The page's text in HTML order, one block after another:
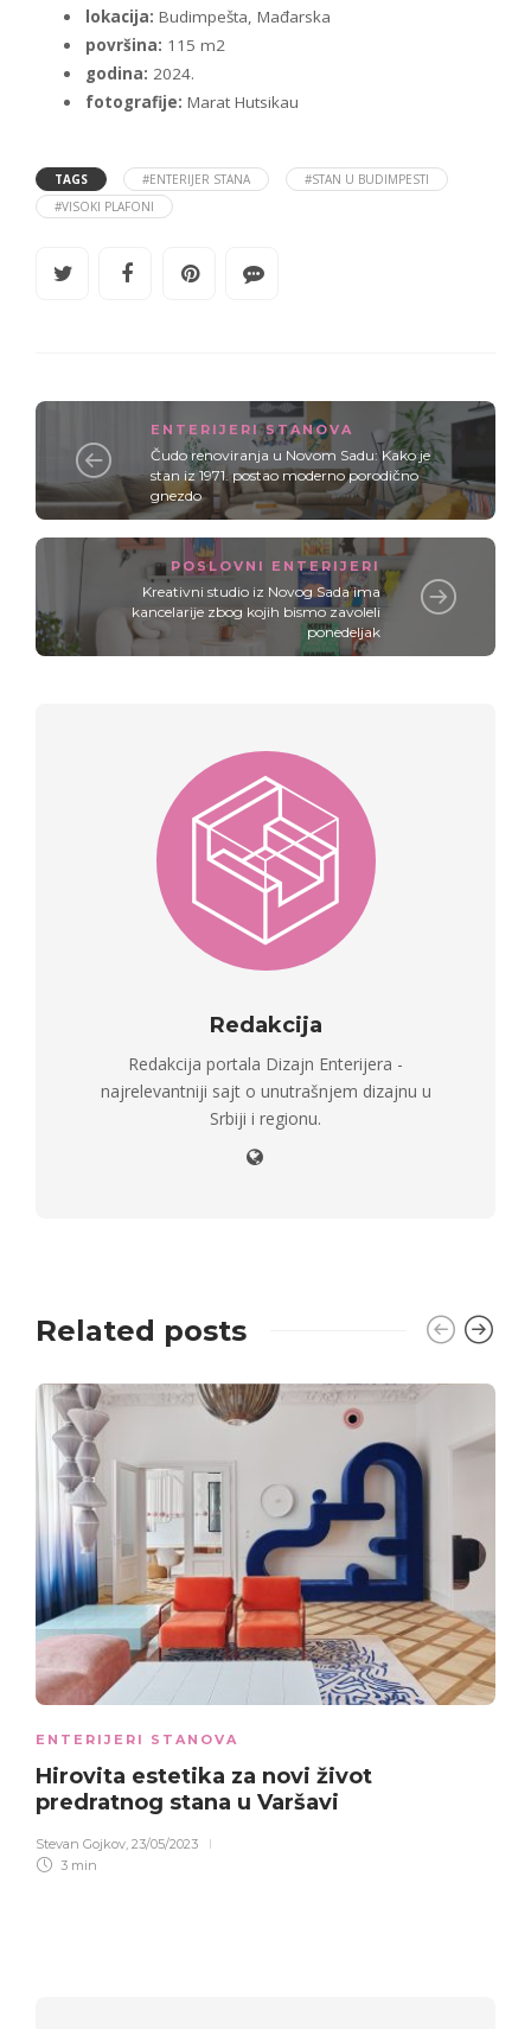
lokacija: Budimpešta, Mađarska
površina: 115 m2
godina: 2024.
fotografije: Marat Hutsikau
TAGS #ENTERIJER STANA
#STAN U BUDIMPESTI
#VISOKI PLAFONI
ENTERIJERI STANOVA
Čudo renoviranja u Novom Sadu: Kako je
stan iz 1971. postao moderno porodično
gnezdo
POSLOVNI ENTERIJERI
Kreativni studio iz Novog Sada ima
kancelarije zbog kojih bismo zavoleli
ponedeljak
Redakcija
Redakcija portala Dizajn Enterijera -
najrelevantniji sajt o unutrašnjem dizajnu u
Srbiji i regionu.
Related posts
ENTERIJERI STANOVA
Hirovita estetika za novi život
predratnog stana u Varšavi
Stevan Gojkov 23/05/2023
3 min